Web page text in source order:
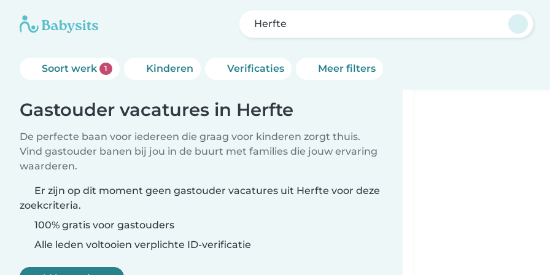
Herfte
Soort werk 1 Kinderen Verificaties Meer filters
Gastouder vacatures in Herfte
De perfecte baan voor iedereen die graag voor kinderen zorgt thuis.
Vind gastouder banen bij jou in de buurt met families die jouw ervaring
waarderen.
Er zijn op dit moment geen gastouder vacatures uit Herfte voor deze
zoekcriteria.
100% gratis voor gastouders
Alle leden voltooien verplichte ID-verificatie